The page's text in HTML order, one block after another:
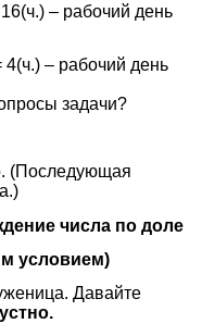
– рабочий день
– рабочий день
задачи?
(Последующая
числа по доле
условием)
Давайте
устно.